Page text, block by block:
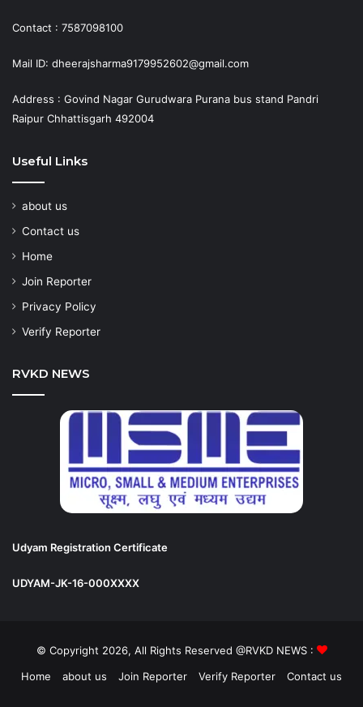
Contact : 7587098100
Mail ID: dheerajsharma9179952602@gmail.com
Address : Govind Nagar Gurudwara Purana bus stand Pandri
Raipur Chhattisgarh 492004
Useful Links
about us
Contact us
Home
Join Reporter
Privacy Policy
Verify Reporter
RVKD NEWS
Udyam Registration Certificate
UDYAM-JK-16-000XXXX
© Copyright 2026, All Rights Reserved @RVKD NEWS :
Home
about us Join Reporter Verify Reporter Contact us